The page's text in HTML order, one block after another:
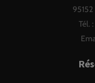
95152
Tél.